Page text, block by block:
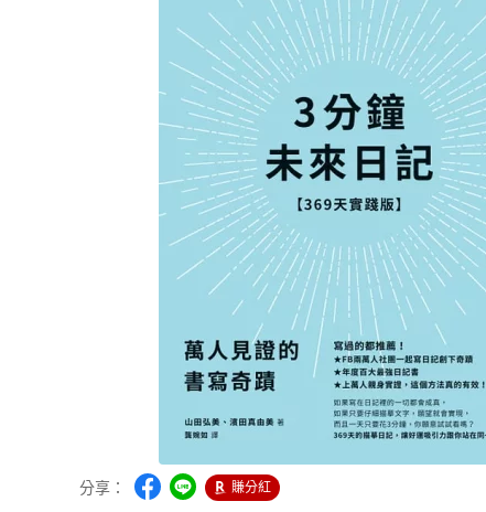
分享： 賺分紅